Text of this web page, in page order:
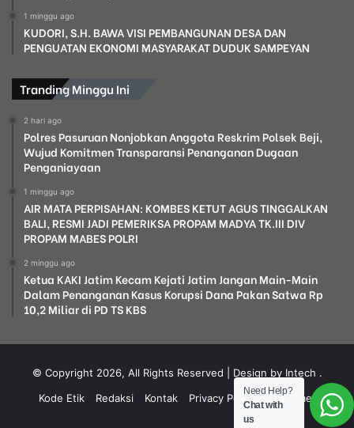
1 minggu ago
KUDORI, S.H. BAWA VISI PEMBANGUNAN DESA DAN
PENGUATAN EKONOMI MASYARAKAT DUDUK SAMPEYAN
Tranding Minggu Ini
2 hari ago
Polres Pasuruan Nonjobkan Anggota Reskrim Polsek Beji,
Wujud Komitmen Transparansi Penanganan Dugaan
Penganiayaan
1 minggu ago
AIR MATA PERPISAHAN: KOMBES KETUT AGUS TINGGALKAN
BALI, RESMI JADI PEMERIKSA PROPAM MADYA TK.III DIV
PROPAM MABES POLRI
2 minggu ago
Ketua KAKI Jatim Kecam Kejati Jatim Jangan Main-Main
Dalam Penanganan Kasus Korupsi Dana Pakan Satwa Rp
10,2 Miliar di PD TS KBS
© Copyright 2026, All Rights Reserved | Design by Intech .
Kode Etik
Redaksi Kontak Privacy Policy Disclaimer
Need Help?
Chat with
us